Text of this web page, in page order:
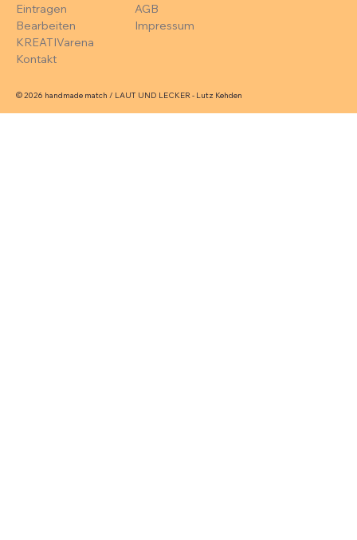
Eintragen
Bearbeiten
KREATIVarena
Kontakt
AGB
Impressum
© 2026 handmade match / LAUT UND LECKER - Lutz Kehden